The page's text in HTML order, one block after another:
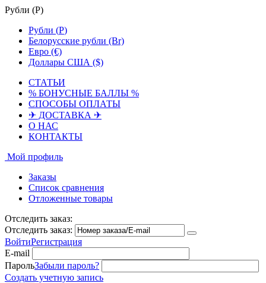
Рубли (Р)
Рубли (Р)
Белорусские рубли (Br)
Евро (€)
Доллары США ($)
СТАТЬИ
% БОНУСНЫЕ БАЛЛЫ %
СПОСОБЫ ОПЛАТЫ
✈ ДОСТАВКА ✈
О НАС
КОНТАКТЫ
Мой профиль
Заказы
Список сравнения
Отложенные товары
Отследить заказ:
Отследить заказ:
ВойтиРегистрация
E-mail
ПарольЗабыли пароль?
Создать учетную запись